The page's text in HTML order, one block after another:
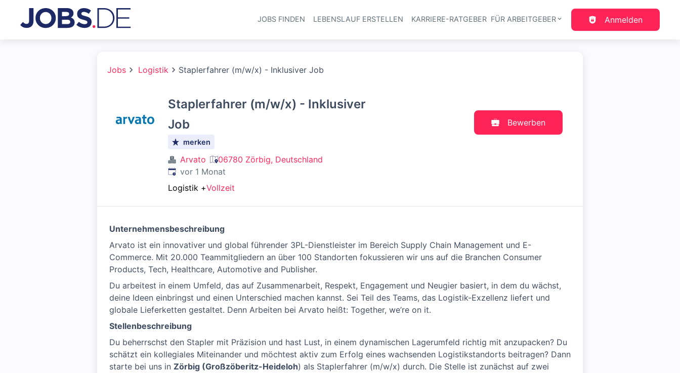
Haupt-Navigation
JOBS FINDEN LEBENSLAUF ERSTELLEN KARRIERE-RATGEBER FÜR ARBEITGEBER Anmelden
Jobs Logistik Staplerfahrer (m/w/x) - Inklusiver Job
Staplerfahrer (m/w/x) - Inklusiver
Job
merken
Arvato
06780 Zörbig, Deutschland
Veröffentlicht:
vor 1 Monat
Logistik +Vollzeit
Bewerben
Unternehmensbeschreibung
Arvato ist ein innovativer und global führender 3PL-Dienstleister im Bereich Supply Chain Management und E-
Commerce. Mit 20.000 Teammitgliedern an über 100 Standorten fokussieren wir uns auf die Branchen Consumer
Products, Tech, Healthcare, Automotive and Publisher.
Du arbeitest in einem Umfeld, das auf Zusammenarbeit, Respekt, Engagement und Neugier basiert, in dem du wächst,
deine Ideen einbringst und einen Unterschied machen kannst. Sei Teil des Teams, das Logistik-Exzellenz liefert und
globale Lieferketten gestaltet. Denn Arbeiten bei Arvato heißt: Together, we’re on it.
Stellenbeschreibung
Du beherrschst den Stapler mit Präzision und hast Lust, in einem dynamischen Lagerumfeld richtig mit anzupacken? Du
schätzt ein kollegiales Miteinander und möchtest aktiv zum Erfolg eines wachsenden Logistikstandorts beitragen? Dann
starte bei uns in Zörbig (Großzöberitz-Heideloh) als Staplerfahrer (m/w/x) durch. Die Stelle ist zunächst auf zwei